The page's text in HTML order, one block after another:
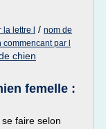
lettre l / nom de
par l
chien
femelle :
faire selon